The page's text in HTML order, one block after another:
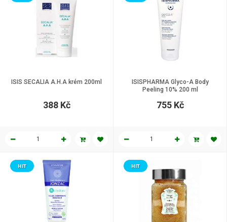
ISIS SECALIA A.H.A krém 200ml
388 Kč
ISISPHARMA Glyco-A Body
Peeling 10% 200 ml
755 Kč
HIT HIT